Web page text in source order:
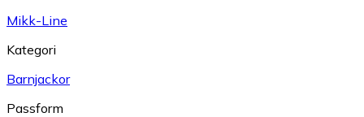
Mikk-Line
Kategori
Barnjackor
Passform